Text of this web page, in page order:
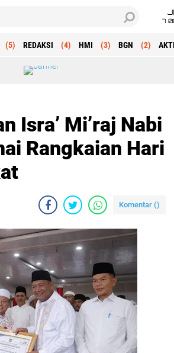
7
(5) REDAKSI (4) HMI (3) BGN (2)
Isra’ Mi’raj Nabi
Rangkaian Hari
Komentar ()